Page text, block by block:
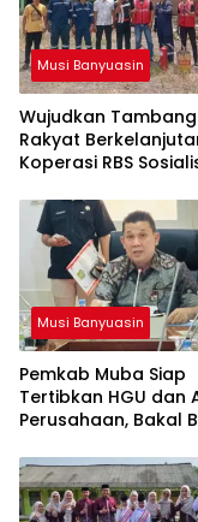
Musi Banyuasin
Wujudkan Tambang
Rakyat
Koperasi RBS
GEP
Musi Banyuasin
Pemkab Muba Siap
Tertibkan HGU dan
Perusahaan, Bakal